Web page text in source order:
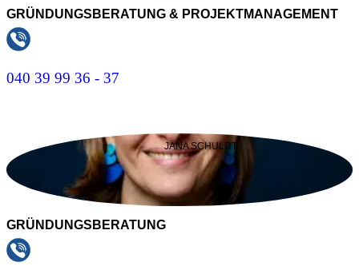
GRÜNDUNGSBERATUNG & PROJEKTMANAGEMENT
040 39 99 36 - 37
JANA SCHULDT
GRÜNDUNGSBERATUNG